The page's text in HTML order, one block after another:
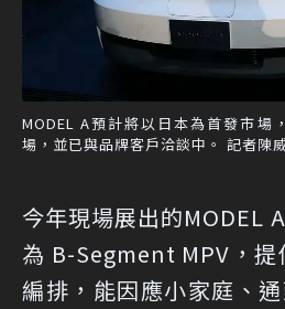
MODEL A預計將以日本為首發市場
場，並已與品牌客戶洽談中。 記者陳
今年現場展出的MODEL
為 B-Segment MPV，
編排，能因應小家庭、